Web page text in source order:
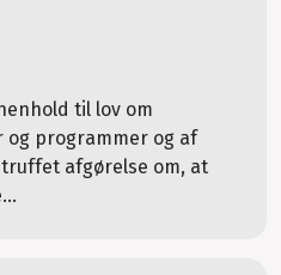
til lov om
programmer og af
afgørelse om, at